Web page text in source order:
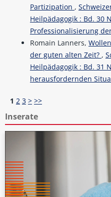
Partizipation ,
Heilpädagogik : Bd. 30
Professionalisierung
Romain Lanners,
der guten alten Zeit? ,
Heilpädagogik : Bd. 31
herausfordernden
1 2 3 > >>
Inserate